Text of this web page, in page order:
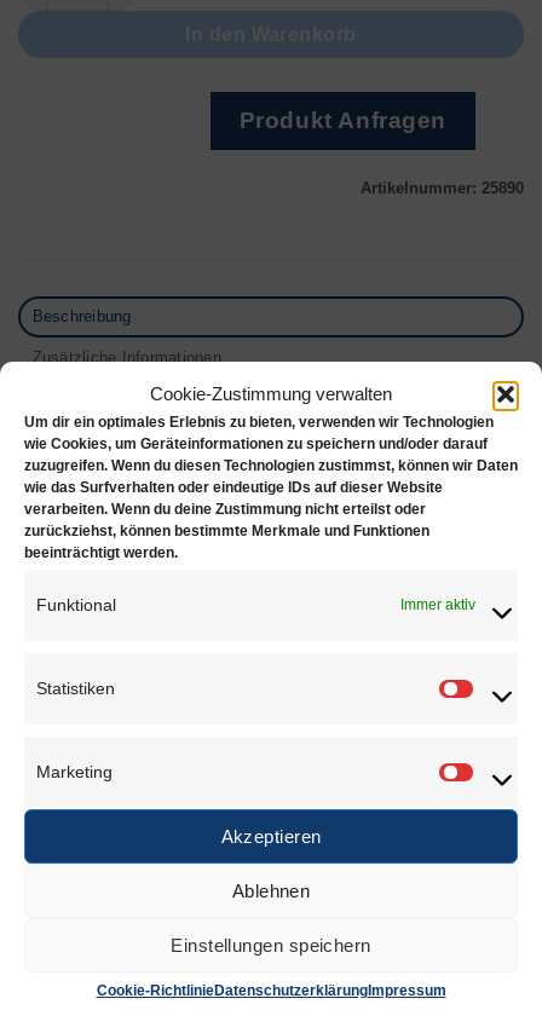
Cookie-Zustimmung verwalten
Um dir ein optimales Erlebnis zu bieten, verwenden wir Technologien
wie Cookies, um Geräteinformationen zu speichern und/oder darauf
zuzugreifen. Wenn du diesen Technologien zustimmst, können wir Daten
wie das Surfverhalten oder eindeutige IDs auf dieser Website
verarbeiten. Wenn du deine Zustimmung nicht erteilst oder
zurückziehst, können bestimmte Merkmale und Funktionen
beeinträchtigt werden.
Funktional Immer aktiv
Statistiken
Marketing
Akzeptieren
Ablehnen
Einstellungen speichern
Cookie-RichtlinieDatenschutzerklärungImpressum
In den Warenkorb
Produkt Anfragen
Artikelnummer: 25890
Beschreibung
Zusätzliche Informationen
Rezensionen (0)
Maße:
Höhe: 75 mm
Breite: 125 mm
Collier + Ketten
€27,50
Anhänger +
€21,50